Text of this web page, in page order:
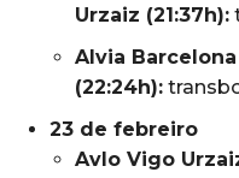
Urzaiz (21:37h):
Alvia Barcelona
(22:24h):
23 de febreiro
Avlo Vigo